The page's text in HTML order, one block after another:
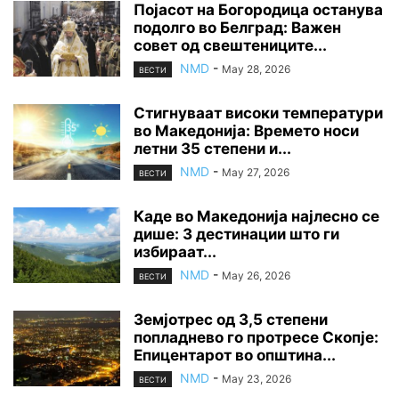
Појасот на Богородица останува
подолго во Белград: Важен
совет од свештениците...
ВЕСТИ NMD - May 28, 2026
Стигнуваат високи температури
во Македонија: Времето носи
летни 35 степени и...
ВЕСТИ NMD - May 27, 2026
Каде во Македонија најлесно се
дише: 3 дестинации што ги
избираат...
ВЕСТИ NMD - May 26, 2026
Земјотрес од 3,5 степени
попладнево го протресе Скопје:
Епицентарот во општина...
ВЕСТИ NMD - May 23, 2026